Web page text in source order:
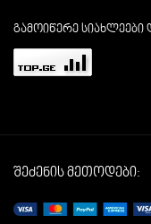
გამოიწერე სიახლეები
შეძენის მეთოდები: